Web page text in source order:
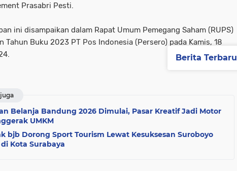
Prasabri Pesti.
ini disampaikan dalam Rapat Umum Pemegang Saham (RUPS)
Tahun Buku 2023 PT Pos Indonesia (Persero) pada Kamis, 18
Belanja Bandung 2026 Dimulai, Pasar Kreatif Jadi Motor
UMKM
bjb Dorong Sport Tourism Lewat Kesuksesan Suroboyo
di Kota Surabaya
Berita Terbaru